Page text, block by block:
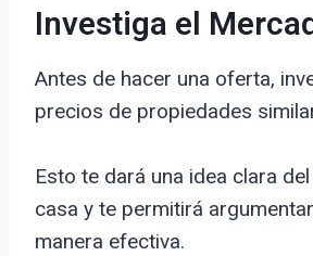
Investiga el
Antes de hacer una oferta,
precios de propiedades
Esto te dará una idea clara
casa y te permitirá
manera efectiva.